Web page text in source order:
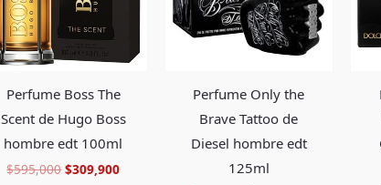
Perfume Boss The
Scent de Hugo Boss
hombre edt 100ml
$595,000 $309,900
Perfume Only the
Brave Tattoo de
Diesel hombre edt
125ml